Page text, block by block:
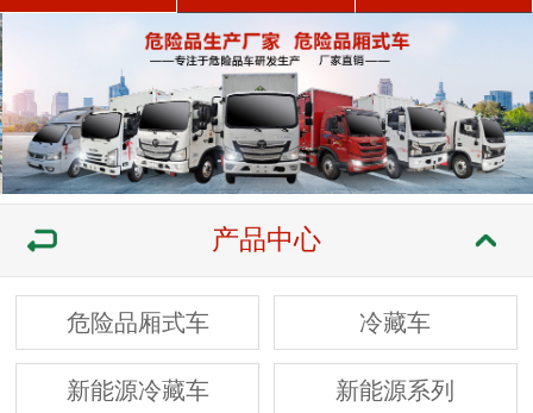
产品中心
危险品厢式车 冷藏车
新能源冷藏车 新能源系列